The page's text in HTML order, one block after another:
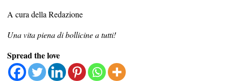
A cura della Redazione
Una vita piena di bollicine a tutti!
Spread the love